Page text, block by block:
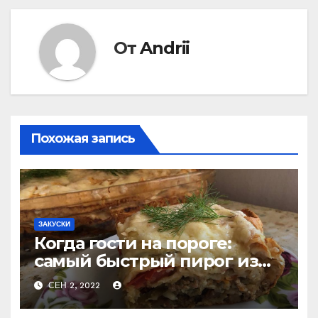
ОтAndrii
Похожая запись
ЗАКУСКИ
Когда гости на пороге:
самый быстрый пирог из
лаваша с тремя начинками
СЕН 2, 2022